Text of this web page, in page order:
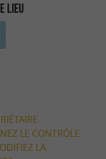
LIEU
LE CONTRÔLE
LA